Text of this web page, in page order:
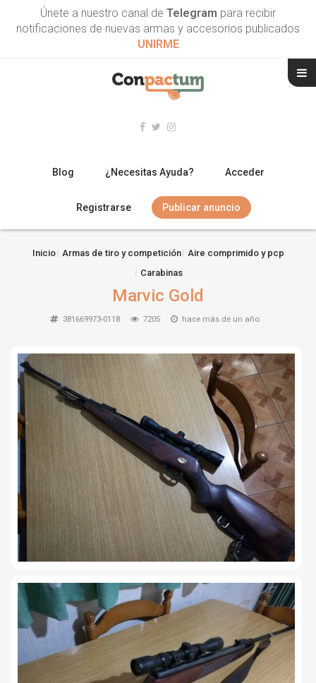
Únete a nuestro canal de Telegram para recibir
notificaciones de nuevas armas y accesorios publicados
UNIRME
Blog ¿Necesitas Ayuda? Acceder
Registrarse Publicar anuncio
AIRE COMPRIMIDO
OTRAS ARMAS
ACCESORIOS
Inicio Armas de tiro y competición
Aire comprimido y pcp
Carabinas
Marvic Gold
381669973-0118 7205 hace más de un año